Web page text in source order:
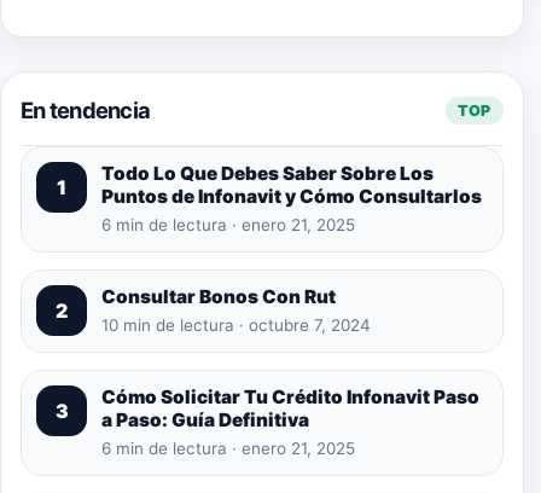
En tendencia TOP
1
Todo Lo Que Debes Saber Sobre Los
Puntos de Infonavit y Cómo Consultarlos
6 min de lectura · enero 21, 2025
2
Consultar Bonos Con Rut
10 min de lectura · octubre 7, 2024
3
Cómo Solicitar Tu Crédito Infonavit Paso
a Paso: Guía Definitiva
6 min de lectura · enero 21, 2025